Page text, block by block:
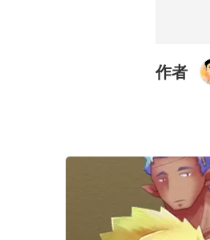
作者